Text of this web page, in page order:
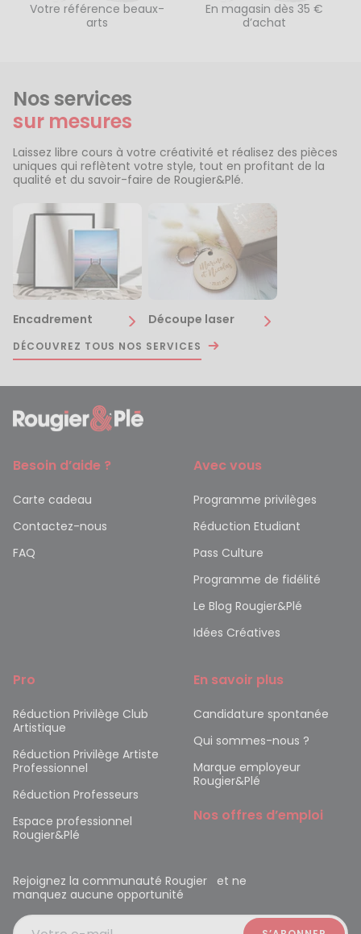
Votre référence beaux-
arts
En magasin dès 35 €
d’achat
Nos services
sur mesures
Laissez libre cours à votre créativité et réalisez des pièces
uniques qui reflètent votre style, tout en profitant de la
qualité et du savoir-faire de Rougier&Plé.
Encadrement Découpe laser
DÉCOUVREZ TOUS NOS SERVICES
Besoin d’aide ?
Carte cadeau
Contactez-nous
FAQ
Avec vous
Programme privilèges
Réduction Etudiant
Pass Culture
Programme de fidélité
Le Blog Rougier&Plé
Idées Créatives
Pro
Réduction Privilège Club
Artistique
Réduction Privilège Artiste
Professionnel
Réduction Professeurs
Espace professionnel
Rougier&Plé
En savoir plus
Candidature spontanée
Qui sommes-nous ?
Marque employeur
Rougier&Plé
Nos offres d’emploi
Rejoignez la communauté Rougier et ne
manquez aucune opportunité